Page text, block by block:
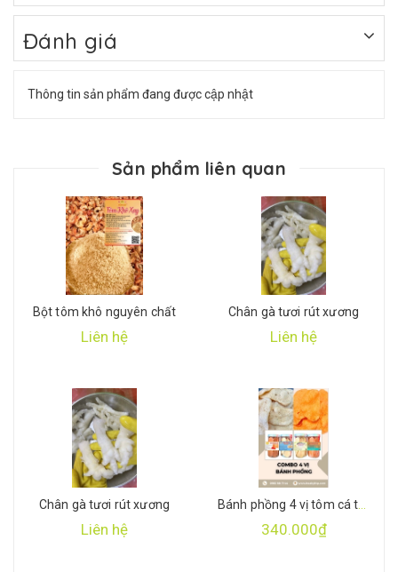
Đánh giá
Thông tin sản phẩm đang được cập nhật
Sản phẩm liên quan
Bột tôm khô nguyên chất
Liên hệ
Chân gà tươi rút xương
Liên hệ
Chân gà tươi rút xương
Liên hệ 340.000₫